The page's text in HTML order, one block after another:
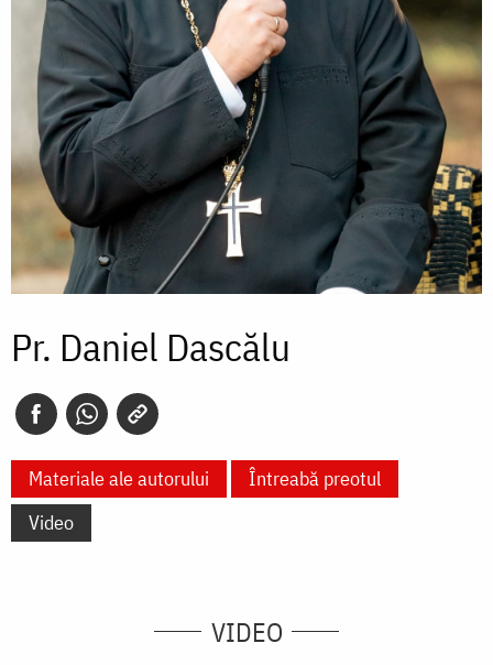
Pr. Daniel Dascălu
Materiale ale autorului
Întreabă preotul
Video
VIDEO